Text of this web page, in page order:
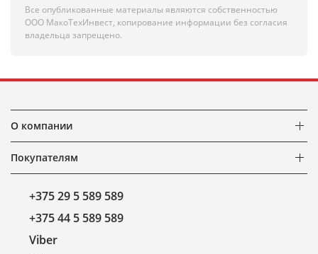
Все опубликованные материалы являются собственностью
ООО МакоТехИнвест, копирование информации без согласия
владельца запрещено.
О компании
Покупателям
+375 29 5 589 589
+375 44 5 589 589
Viber